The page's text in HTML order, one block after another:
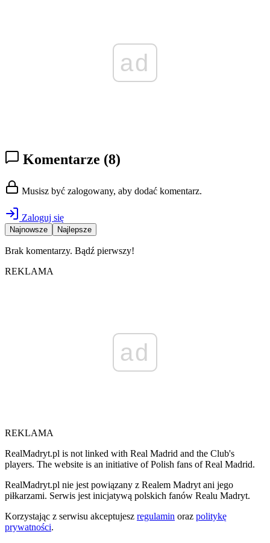
ad
Komentarze (8)
Musisz być zalogowany, aby dodać komentarz.
Zaloguj się
Najnowsze Najlepsze
Brak komentarzy. Bądź pierwszy!
REKLAMA
ad
REKLAMA
RealMadryt.pl is not linked with Real Madrid and the Club's
players. The website is an initiative of Polish fans of Real Madrid.
RealMadryt.pl nie jest powiązany z Realem Madryt ani jego
piłkarzami. Serwis jest inicjatywą polskich fanów Realu Madryt.
Korzystając z serwisu akceptujesz regulamin oraz politykę
prywatności.